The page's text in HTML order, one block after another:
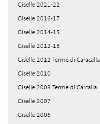
Giselle 2021-22
Giselle 2016-17
Giselle 2014-15
Giselle 2012-13
Giselle 2012 Terme di Caracalla
Giselle 2010
Giselle 2008 Terme di Carcalla
Giselle 2007
Giselle 2006